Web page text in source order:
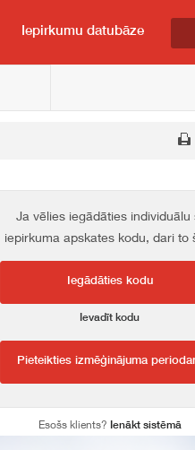
Iepirkumu datubāze
Ja vēlies iegādāties individuālu
iepirkuma apskates kodu, dari to
Iegādāties kodu
Ievadīt kodu
Pieteikties izmēģinājuma
Esošs klients? Ienākt sistēmā